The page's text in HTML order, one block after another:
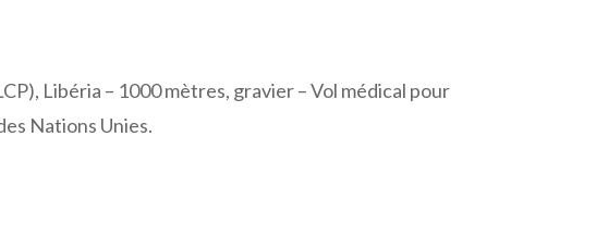
Libéria – 1000 mètres, gravier – Vol médical pour
Nations Unies.